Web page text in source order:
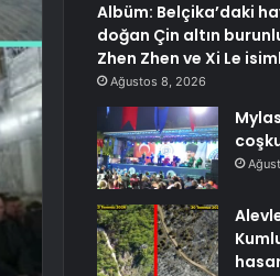
Albüm: Belçika’daki
doğan Çin altın
Zhen Zhen ve Xi Le
Ağustos 8, 2026